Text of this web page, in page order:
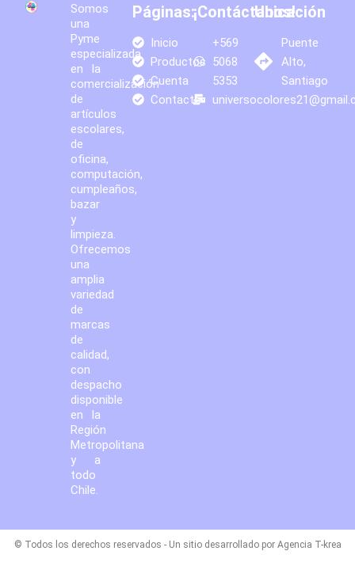
Somos
una
Pyme
especializada
en la
comercialización
de
artículos
escolares,
de
oficina,
computación,
cumpleaños,
bazar
y
limpieza.
Ofrecemos
una
amplia
variedad
de
marcas
de
calidad,
con
despacho
disponible
en la
Región
Metropolitana
y a
todo
Chile.
Páginas:
Inicio
Productos
Cuenta
Contacto
¡Contáctanos!
+569
5068
5353
Ubicación
Puente
Alto,
Santiago
© Todos los derechos reservados - Un sitio desarrollado por Agencia T-krea